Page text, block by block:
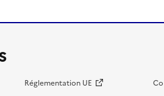
Réglementation UE